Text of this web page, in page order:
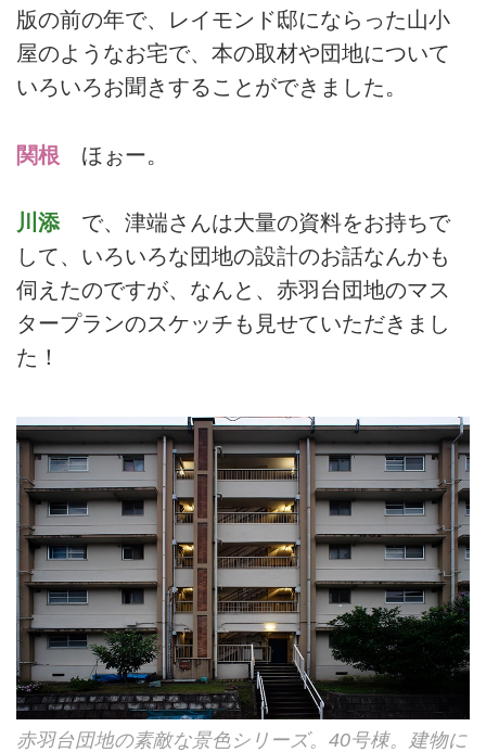
版の前の年で、レイモンド邸にならった山小
屋のようなお宅で、本の取材や団地について
いろいろお聞きすることができました。
関根 ほぉー。
川添 で、津端さんは大量の資料をお持ちで
して、いろいろな団地の設計のお話なんかも
伺えたのですが、なんと、赤羽台団地のマス
タープランのスケッチも見せていただきまし
た！
赤羽台団地の素敵な景色シリーズ。40号棟。建物に